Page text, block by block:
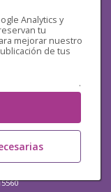
Analytics y
tu
mejorar nuestro
de tus
.